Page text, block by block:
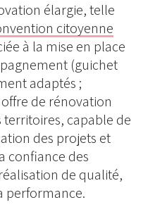
élargie, telle
citoyenne
à la mise en place
(guichet
adaptés ;
de rénovation
territoires, capable de
des projets et
confiance des
de qualité,
performance.